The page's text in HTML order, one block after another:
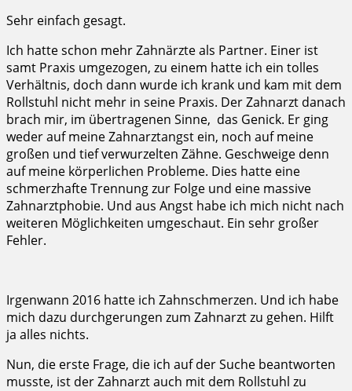
Sehr einfach gesagt.
Ich hatte schon mehr Zahnärzte als Partner. Einer ist
samt Praxis umgezogen, zu einem hatte ich ein tolles
Verhältnis, doch dann wurde ich krank und kam mit dem
Rollstuhl nicht mehr in seine Praxis. Der Zahnarzt danach
brach mir, im übertragenen Sinne, das Genick. Er ging
weder auf meine Zahnarztangst ein, noch auf meine
großen und tief verwurzelten Zähne. Geschweige denn
auf meine körperlichen Probleme. Dies hatte eine
schmerzhafte Trennung zur Folge und eine massive
Zahnarztphobie. Und aus Angst habe ich mich nicht nach
weiteren Möglichkeiten umgeschaut. Ein sehr großer
Fehler.
Irgenwann 2016 hatte ich Zahnschmerzen. Und ich habe
mich dazu durchgerungen zum Zahnarzt zu gehen. Hilft
ja alles nichts.
Nun, die erste Frage, die ich auf der Suche beantworten
musste, ist der Zahnarzt auch mit dem Rollstuhl zu